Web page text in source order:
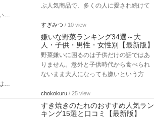
ぶ人気商品で、多くの人に愛され続けて
…
すぎみつ / 10 view
嫌いな野菜ランキング34選～大
人・子供・男性・女性別【最新版】
野菜嫌いに困るのは子供だけの話ではあ
りません。意外と子供時代から食べられ
ないまま大人になっても嫌いという方
…
chokokuru / 25 view
すき焼きのたれのおすすめ人気ラン
キング15選と口コミ【最新版】